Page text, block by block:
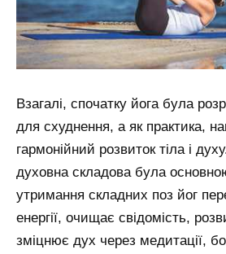
Взагалі, спочатку йога була
для схуднення, а як практика,
гармонійний розвиток тіла і
духовна складова була
утримання складних поз йог
енергії, очищає свідомість,
зміцнює дух через медитації,